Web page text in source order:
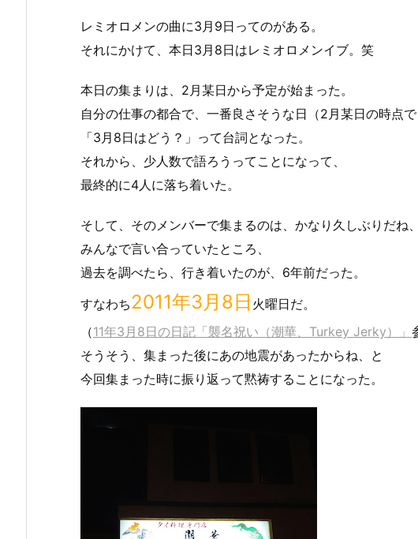
レミオロメンの曲に3月9日ってのがある。
それにかけて、本日3月8日はレミオロメンイブ。笑
本日の集まりは、2月某日から予定が始まった。
自分の仕事の都合で、一番良さそうな日（2月某日の時点で
「3月8日はどう？」って台詞となった。
それから、少人数で語ろうってことになって、
最終的に4人に落ち着いた。
そして、そのメンバーで集まるのは、かなり久しぶりだね
みんなで言い合っていたところ、
過去を調べたら、行き着いたのが、6年前だった。
すなわち2011年3月8日 火曜日だ。
（11年3月8日の日記「襲名祝い（潮華、Turkey Jerky）」
そうそう、集まった後にあの地震があったからね、と
今回集まった時に振り返って黙祷することになった。